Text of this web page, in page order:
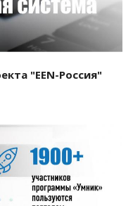
"EEN-Россия"